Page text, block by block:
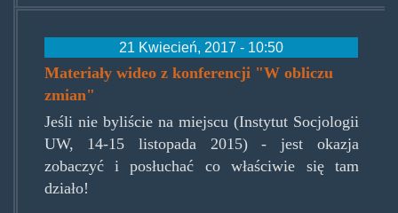
21 Kwiecień, 2017 - 10:50
Materiały wideo z konferencji "W obliczu
zmian"
Jeśli nie byliście na miejscu (Instytut Socjologii
UW, 14-15 listopada 2015) - jest okazja
zobaczyć i posłuchać co właściwie się tam
działo!